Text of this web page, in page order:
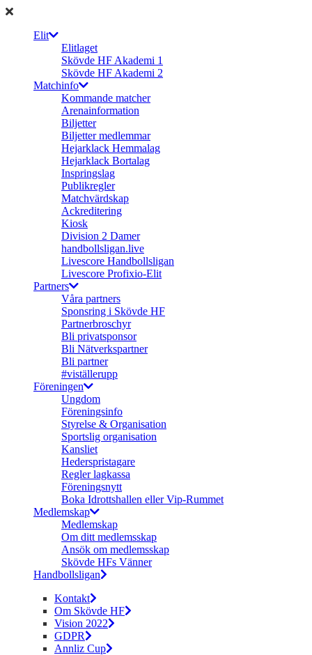
Elit
Elitlaget
Skövde HF Akademi 1
Skövde HF Akademi 2
Matchinfo
Kommande matcher
Arenainformation
Biljetter
Biljetter medlemmar
Hejarklack Hemmalag
Hejarklack Bortalag
Inspringslag
Publikregler
Matchvärdskap
Ackreditering
Kiosk
Division 2 Damer
handbollsligan.live
Livescore Handbollsligan
Livescore Profixio-Elit
Partners
Våra partners
Sponsring i Skövde HF
Partnerbroschyr
Bli privatsponsor
Bli Nätverkspartner
Bli partner
#viställerupp
Föreningen
Ungdom
Föreningsinfo
Styrelse & Organisation
Sportslig organisation
Kansliet
Hederspristagare
Regler lagkassa
Föreningsnytt
Boka Idrottshallen eller Vip-Rummet
Medlemskap
Medlemskap
Om ditt medlemsskap
Ansök om medlemsskap
Skövde HFs Vänner
Handbollsligan
Kontakt
Om Skövde HF
Vision 2022
GDPR
Annliz Cup